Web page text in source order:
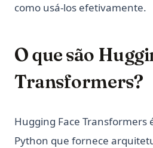
como usá-los efetivamente.
O que são
Transformers?
Hugging Face Transformers
Python que fornece